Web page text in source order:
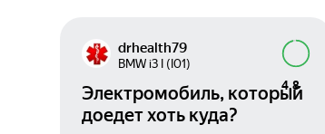
drhealth79
BMW i3 I (I01)
4,8
Электромобиль, который
доедет хоть куда?